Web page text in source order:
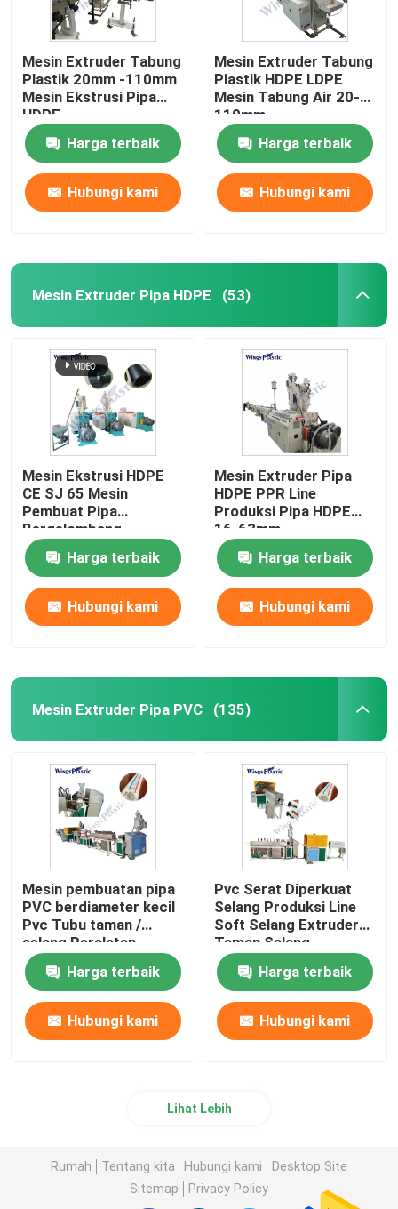
Mesin Extruder Tabung
Plastik 20mm -110mm
Mesin Ekstrusi Pipa
HDPE
Harga terbaik
Hubungi kami
Mesin Extruder Tabung
Plastik HDPE LDPE
Mesin Tabung Air 20-
110mm
Harga terbaik
Hubungi kami
Mesin Extruder Pipa HDPE (53)
Mesin Ekstrusi HDPE
CE SJ 65 Mesin
Pembuat Pipa
Bergelombang
Harga terbaik
Hubungi kami
Mesin Extruder Pipa
HDPE PPR Line
Produksi Pipa HDPE
16-63mm
Harga terbaik
Hubungi kami
Mesin Extruder Pipa PVC (135)
Mesin pembuatan pipa
PVC berdiameter kecil
Pvc Tubu taman /
selang Peralatan
plastik
Harga terbaik
Hubungi kami
Pvc Serat Diperkuat
Selang Produksi Line
Soft Selang Extruder
Taman Selang
pembuatan
Harga terbaik
Hubungi kami
Lihat Lebih
Rumah Tentang kita Hubungi kami
Desktop Site
Sitemap
Privacy Policy